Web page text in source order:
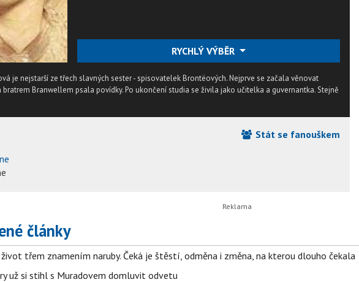
RYCHLÝ VÝBĚR
je nejstarší ze třech slavných sester - spisovatelek Brontëových. Nejprve se začala věnovat
bratrem Branwellem psala povídky. Po ukončení studia se živila jako učitelka a guvernantka. Stejně
Stát se fanouškem
články
třem znamením naruby. Čeká je štěstí, odměna i změna, na kterou dlouho čekala
už si stihl s Muradovem domluvit odvetu